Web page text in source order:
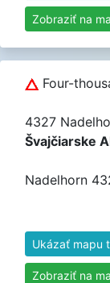
Zobraziť na
Four-
4327
Švajčiarske
Nadelhorn
Ukázať mapu
Zobraziť na